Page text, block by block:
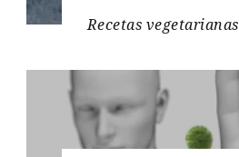
Recetas vegetarianas